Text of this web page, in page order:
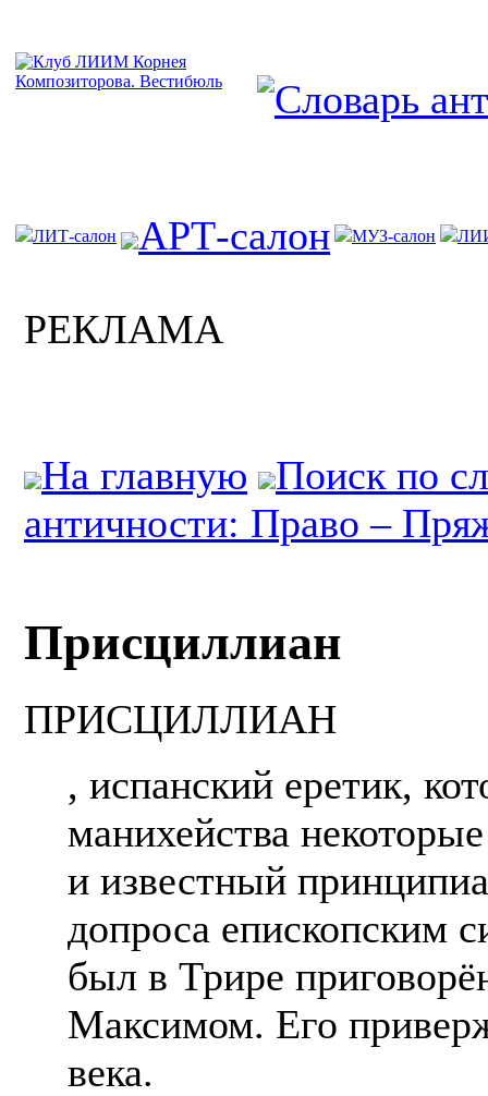
ЛИТ-салон АРТ-салон МУЗ-салон
РЕКЛАМА
На главную
Поиск по
античности: Право –
Присциллиан
ПРИСЦИЛЛИАН
, испанский еретик,
манихейства
и известный
допроса епископским
был в Трире
Максимом. Его
века.